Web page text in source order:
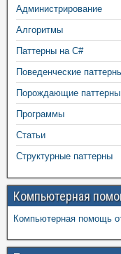
Администрирование
Алгоритмы
Паттерны на C#
Поведенческие
Порождающие паттерны
Программы
Статьи
Структурные паттерны
Компьютерная
Компьютерная помощь